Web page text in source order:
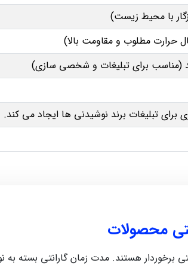
حرارت مطلوب و مقاومت بالا)
(مناسب برای تبلیغات و شخصی‌ سازی)
برای تبلیغات برند نوشیدنی‌ ها ایجاد می‌ کند.
محصولات
مدت زمان گارانتی بسته به نوع کالا بین 5 ماه تا 12